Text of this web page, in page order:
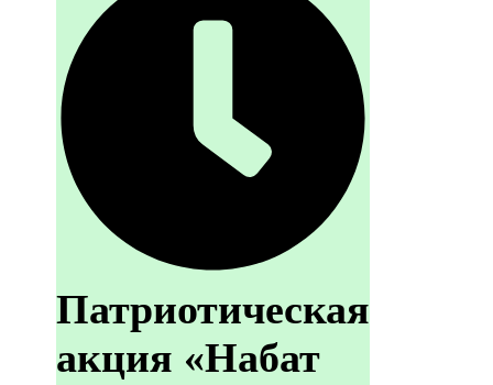
Патриотическая
акция «Набат